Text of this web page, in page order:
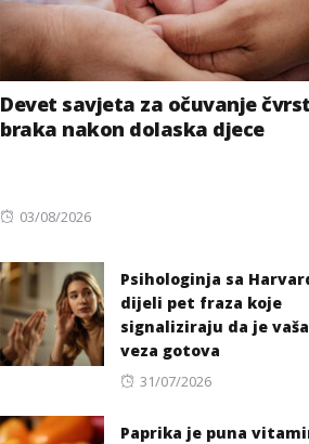
Devet savjeta za očuvanje
braka nakon dolaska djece
Posted
03/08/2026
Psihologinja sa
dijeli pet fraza koje
signaliziraju da je vaša
veza gotova
Posted
31/07/2026
Paprika je puna